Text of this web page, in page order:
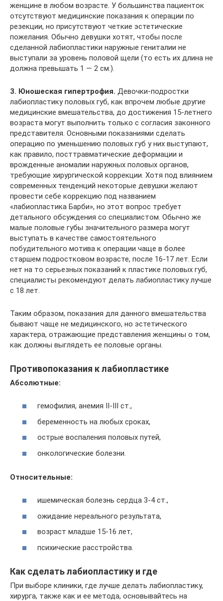
женщине в любом возрасте. У большинства пациенток
отсутствуют медицинские показания к операции по
резекции, но присутствуют четкие эстетические
пожелания. Обычно девушки хотят, чтобы после
сделанной лабиопластики наружные гениталии не
выступали за уровень половой щели (то есть их длина не
должна превышать 1 — 2 см.).
3. Юношеская гипертрофия. Девочки-подростки
лабиопластику половых губ, как впрочем любые другие
медицинские вмешательства, до достижения 15-летнего
возраста могут выполнить только с согласия законного
представителя. Основными показаниями сделать
операцию по уменьшению половых губ у них выступают,
как правило, посттравматические деформации и
врожденные аномалии наружных половых органов,
требующие хирургической коррекции. Хотя под влиянием
современных тенденций некоторые девушки желают
провести себе коррекцию под названием
«лабиопластика Барби», но этот вопрос требует
детального обсуждения со специалистом. Обычно же
малые половые губы значительного размера могут
выступать в качестве самостоятельного
побудительного мотива к операции чаще в более
старшем подростковом возрасте, после 16-17 лет. Если
нет на то серьезных показаний к пластике половых губ,
специалисты рекомендуют делать лабиопластику лучше
с 18 лет.
Таким образом, показания для данного вмешательства
бывают чаще не медицинского, но эстетического
характера, отражающие представления женщины о том,
как должны выглядеть ее половые органы.
Противопоказания к лабиопластике
Абсолютные:
гемофилия, анемия II-III ст.,
беременность на любых сроках,
острые воспаления половых путей,
онкологические болезни.
Относительные:
ишемическая болезнь сердца 3-4 ст.,
ожидание нереального результата,
возраст младше 15-16 лет,
психические расстройства.
Как сделать лабиопластику и где
При выборе клиники, где лучше делать лабиопластику,
хирурга, также как и ее метода, основывайтесь на